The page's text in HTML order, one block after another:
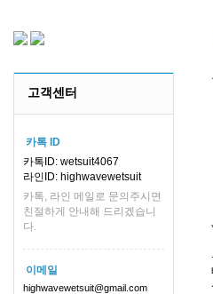
고객센터
카톡 ID
카톡ID: wetsuit4067
라인ID: highwavewetsuit
카톡, 라인 메일로 문의주시면
친절하게 안내해 드리겠습니
다.
이메일
highwavewetsuit@gmail.com